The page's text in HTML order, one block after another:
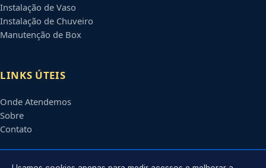
Instalação de Vaso
Instalação de Chuveiro
Manutenção de Box
LINKS ÚTEIS
Onde Atendemos
Sobre
Contato